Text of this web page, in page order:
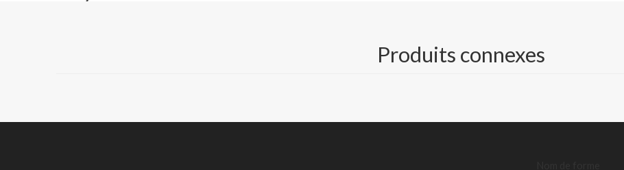
groupe de papier Century est en mesure de fournir du papier de copie de haute qualité avec une excellente qualité, une livraison
Produits connexes